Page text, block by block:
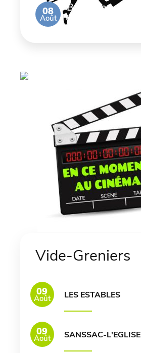
08
Août
Bal de la
Brocante
Vide-Greniers
09
Août LES ESTABLES
09
Août SANSSAC-L'EGLISE